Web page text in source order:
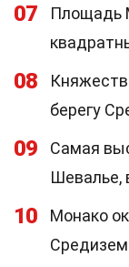
07
Площадь
08
берегу
09
Самая
Шевалье,
10
Монако